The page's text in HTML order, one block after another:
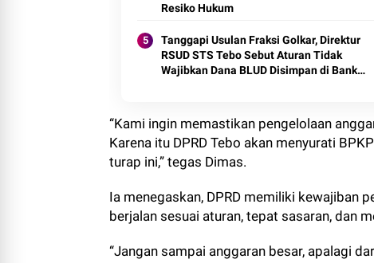
Resiko Hukum
Tanggapi Usulan Fraksi Golkar, Direktur
RSUD STS Tebo Sebut Aturan Tidak
Wajibkan Dana BLUD Disimpan di Bank
“Kami ingin memastikan pengelolaan
Karena itu DPRD Tebo akan menyurati
turap ini,” tegas Dimas.
Ia menegaskan, DPRD memiliki kewajiban
berjalan sesuai aturan, tepat sasaran, dan
“Jangan sampai anggaran besar, apalagi